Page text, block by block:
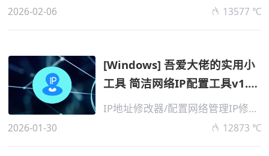
2026-02-06 13577 ℃
[Windows] 吾爱大佬的实用小
工具 简洁网络IP配置工具v1.3
便携版...
IP地址修改器/配置网络管理IP修改器
2026-01-30 12873 ℃